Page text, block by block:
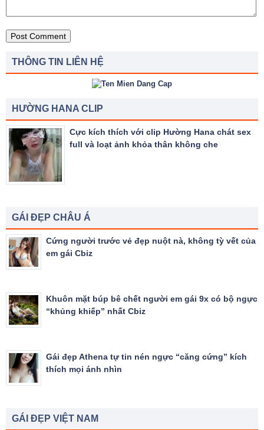
THÔNG TIN LIÊN HỆ
HƯỜNG HANA CLIP
Cực kích thích với clip Hường Hana chát sex
full và loạt ảnh khỏa thân không che
GÁI ĐẸP CHÂU Á
Cứng người trước vẻ đẹp nuột nà, không tỳ vết của
em gái Cbiz
Khuôn mặt búp bê chết người em gái 9x có bộ ngực
“khủng khiếp” nhất Cbiz
Gái đẹp Athena tự tin nén ngực “căng cứng” kích
thích mọi ánh nhìn
GÁI ĐẸP VIỆT NAM